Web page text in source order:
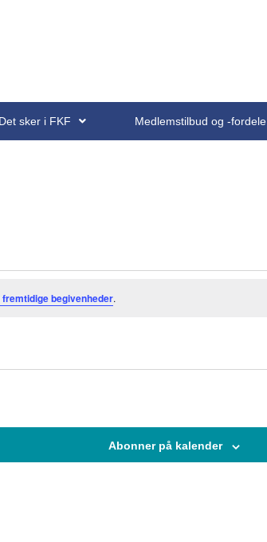
Det sker i FKF Medlemstilbud og -fordele
begivenheder.
Abonner på kalender